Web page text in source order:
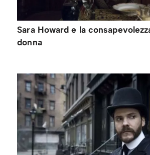
Sara Howard e la
donna